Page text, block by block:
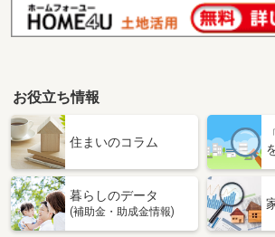
1,250万円
住 所
沖縄県宜野湾市字
沖縄県石垣市字川平
価 格
2,199万円
住 所
沖縄県石垣市字川平
用途地域
土地面積 727m²
お役立ち情報
住まいのコラム
暮らしのデータ
(補助金・助成金情報)